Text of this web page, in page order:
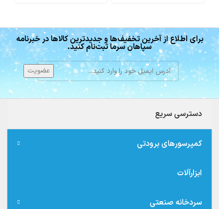
برای اطلاع از آخرین تخفیف‌ها و جدیدترین کالاها در خبرنامه
سپاهان سرما ثبت‌نام کنید.
دسترسی سریع
کمپرسورهای برودتی
ابزارآلات
سردخانه صنعتی